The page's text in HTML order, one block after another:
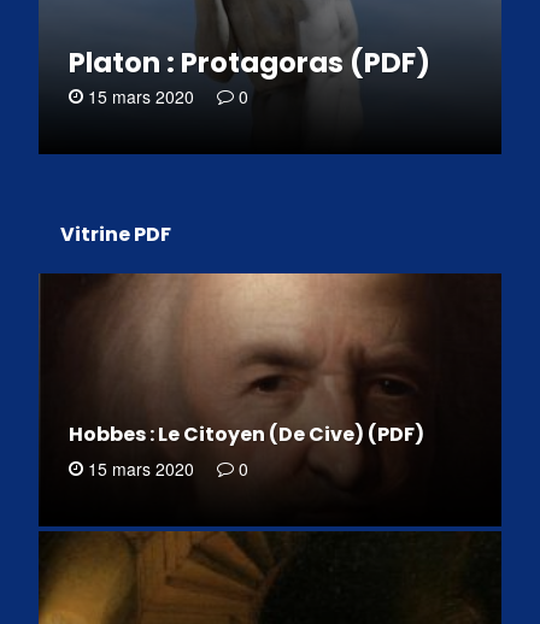
Platon : Protagoras (PDF)
15 mars 2020 0
Vitrine PDF
Hobbes : Le Citoyen (De Cive) (PDF)
15 mars 2020 0